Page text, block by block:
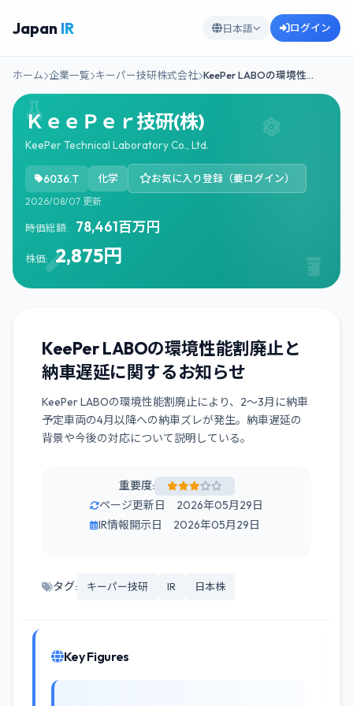
Japan IR 日本語 ログイン
ホーム 企業一覧 キーパー技研株式会社 KeePer LABOの環境性…
ＫｅｅＰｅｒ技研(株)
KeePer Technical Laboratory Co., Ltd.
6036.T 化学 お気に入り登録（要ログイン）
2026/08/07 更新
時価総額: 78,461百万円
株価: 2,875円
KeePer LABOの環境性能割廃止と
納車遅延に関するお知らせ
KeePer LABOの環境性能割廃止により、2〜3月に納車
予定車両の4月以降への納車ズレが発生。納車遅延の
背景や今後の対応について説明している。
重要度:
ページ更新日 2026年05月29日
IR情報開示日 2026年05月29日
タグ: キーパー技研 IR 日本株
Key Figures